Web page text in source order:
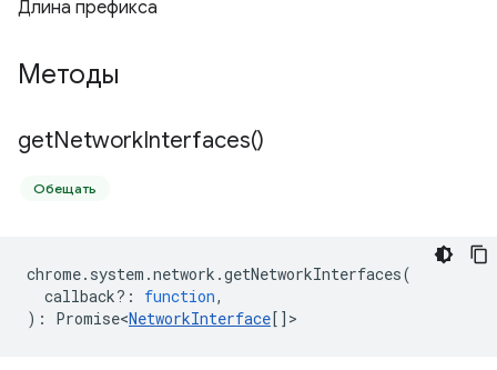
Длина префикса
Методы
getNetworkInterfaces()
Обещать
chrome. system .network .getNetworkInterfaces(
callback? : function,
) : Promise<NetworkInterface[] >